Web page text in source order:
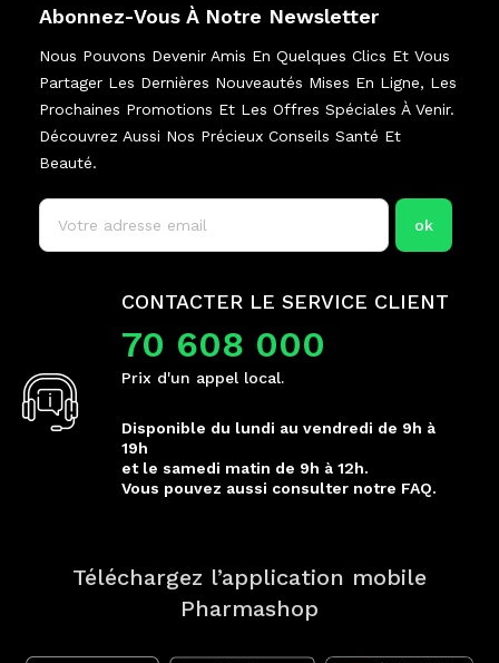
Abonnez-Vous À Notre Newsletter
Nous Pouvons Devenir Amis En Quelques Clics Et Vous
Partager Les Dernières Nouveautés Mises En Ligne, Les
Prochaines Promotions Et Les Offres Spéciales À Venir.
Découvrez Aussi Nos Précieux Conseils Santé Et
Beauté.
CONTACTER LE SERVICE CLIENT
70 608 000
Prix d'un appel local.
Disponible du lundi au vendredi de 9h à
19h
et le samedi matin de 9h à 12h.
Vous pouvez aussi consulter notre FAQ.
Téléchargez l’application mobile
Pharmashop